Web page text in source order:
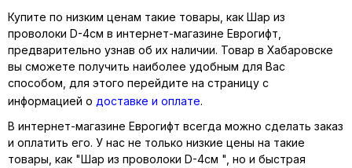
Купите по низким ценам такие товары, как Шар из
проволоки D-4см в интернет-магазине Еврогифт,
предварительно узнав об их наличии. Товар в Хабаровске
вы сможете получить наиболее удобным для Вас
способом, для этого перейдите на страницу с
информацией о доставке и оплате.
В интернет-магазине Еврогифт всегда можно сделать заказ
и оплатить его. У нас не только низкие цены на такие
товары, как "Шар из проволоки D-4см ", но и быстрая